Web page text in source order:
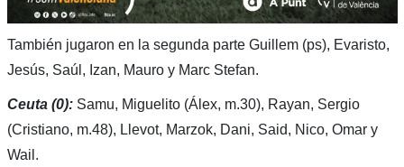
También jugaron en la segunda parte Guillem (ps), Evaristo,
Jesús, Saúl, Izan, Mauro y Marc Stefan.
Ceuta (0):Samu, Miguelito (Álex, m.30), Rayan, Sergio
(Cristiano, m.48), Llevot, Marzok, Dani, Said, Nico, Omar y
Wail.